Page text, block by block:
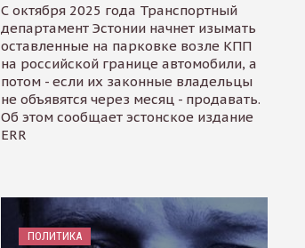
С октября 2025 года Транспортный
департамент Эстонии начнет изымать
оставленные на парковке возле КПП
на российской границе автомобили, а
потом - если их законные владельцы
не объявятся через месяц - продавать.
Об этом сообщает эстонское издание
ERR
ПОЛИТИКА